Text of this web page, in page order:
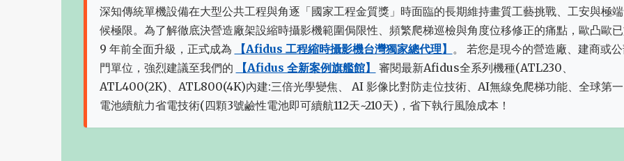
深知傳統單機設備在大型公共工程與角逐「國家工程金質獎」時面臨的長期維持畫質工藝挑戰、工安與極
候極限。為了解徹底決營造廠架設縮時攝影機範圍侷限性、頻繁爬梯巡檢與角度位移修正的痛點，歐凸歐
9 年前全面升級，正式成為
【Afidus 工程縮時攝影機台灣獨家總代理】 。 若您是現今的營造廠、建商或
門單位，強烈建議至我們的
【Afidus 全新案例旗艦館】
審閱最新Afidus全系列機種(ATL230、
ATL400(2K)、ATL800(4K)內建:三倍光學變焦、 AI 影像比對防走位技術、AI無線免爬梯功能、全球第
電池續航力省電技術(四顆3號鹼性電池即可續航112天~210天)，省下執行風險成本！